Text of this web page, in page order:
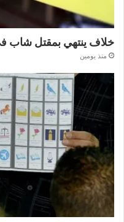
خلاف ينتهي بمقتل شاب
منذ يومين